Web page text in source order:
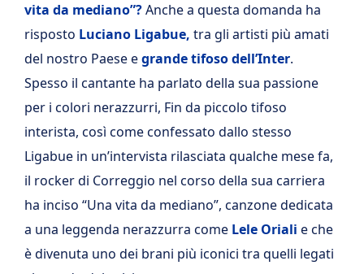
vita da mediano”?Anche a questa domanda ha
risposto Luciano Ligabue, tra gli artisti più amati
del nostro Paese egrande tifoso dell’Inter.
Spesso il cantante ha parlato della sua passione
per i colori nerazzurri, Fin da piccolo tifoso
interista, così come confessato dallo stesso
Ligabue in un’intervista rilasciata qualche mese fa,
il rocker di Correggio nel corso della sua carriera
ha inciso “Una vita da mediano”, canzone dedicata
a una leggenda nerazzurra come Lele Oriali e che
è divenuta uno dei brani più iconici tra quelli legati